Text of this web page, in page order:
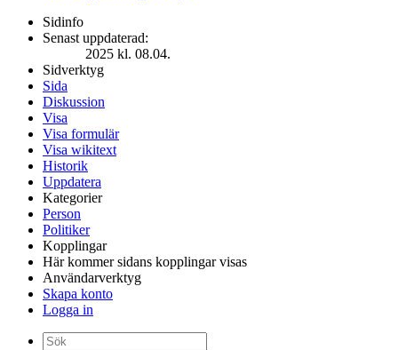
Sidinfo
Senast uppdaterad:
2025 kl. 08.04.
Sidverktyg
Sida
Diskussion
Visa
Visa formulär
Visa wikitext
Historik
Uppdatera
Kategorier
Person
Politiker
Kopplingar
Här kommer sidans kopplingar visas
Användarverktyg
Skapa konto
Logga in